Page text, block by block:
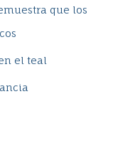
que los
el teal